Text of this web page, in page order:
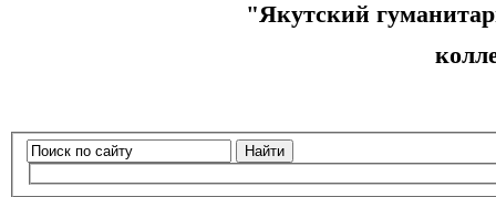
"Якутский
Найти